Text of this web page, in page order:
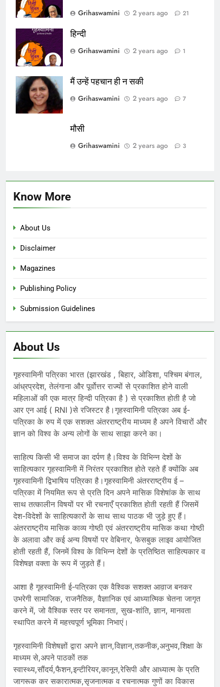
Grihaswamini
2 years ago 21
हिन्दी
Grihaswamini
2 years ago 1
मैं उन्हें पहचान ही न सकी
Grihaswamini
2 years ago 7
मौसी
Grihaswamini
2 years ago 3
Know More
About Us
Disclaimer
Magazines
Publishing Policy
Submission Guidelines
About Us
गृहस्वामिनी पत्रिका भारत (झारखंड , बिहार, ओडिशा, पश्चिम बंगाल,
आंध्रप्रदेश, तेलंगाना और पूर्वोत्तर राज्यों से प्रकाशित होने वाली
महिलाओं की एक मात्र हिन्दी पत्रिका है ) से प्रकाशित होती है जो
आर एन आई ( RNI )से रजिस्टर है।गृहस्वामिनी पत्रिका अब ई-
पत्रिका के रुप में एक सशक्त अंतरराष्ट्रीय माध्यम है अपने विचारों और
ज्ञान को विश्व के अन्य लोगों के साथ साझा करने का।
साहित्य किसी भी समाज का दर्पण है।विश्व के विभिन्न देशों के
साहित्यकार गृहस्वामिनी में निरंतर प्रकाशित होते रहते हैं क्योंकि अब
गृहस्वामिनी द्विभाषिय पत्रिका है।गृहस्वामिनी अंतरराष्ट्रीय ई –
पत्रिका में नियमित रूप से प्रति दिन अपने मासिक विशेषांक के साथ
साथ तत्कालीन विषयों पर भी रचनाएँ प्रकाशित होती रहती हैं जिसमें
देश-विदेशों के साहित्यकारों के साथ साथ पाठक भी जुड़े हुए हैं।
अंतरराष्ट्रीय मासिक काव्य गोष्ठी एवं अंतरराष्ट्रीय मासिक कथा गोष्ठी
के अलावा और कई अन्य विषयों पर वेबिनार, फेसबुक लाइव आयोजित
होती रहती हैं, जिनमें विश्व के विभिन्न देशों के प्रतिष्ठित साहित्यकार व
विशेषज्ञ वक्ता के रूप में जुड़ते हैं।
आशा है गृहस्वामिनी ई-पत्रिका एक वैश्विक सशक्त आव़ाज बनकर
उभरेगी सामाजिक, राजनैतिक, वैज्ञानिक एवं आध्यात्मिक चेतना जागृत
करने में, जो वैश्विक स्तर पर समानता, सुख-शांति, ज्ञान, मानवता
स्थापित करने में महत्त्वपूर्ण भूमिका निभाएं।
गृहस्वामिनी विशेषज्ञों द्वारा अपने ज्ञान,विज्ञान,तकनीक,अनुभव,शिक्षा के
माध्यम से,अपने पाठकों तक
स्वास्थ्य,सौंदर्य,फैशन,इन्टीरियर,कानून,रेसिपी और आध्यात्म के प्रति
जागरूक कर सकारात्मक,सृजनात्मक व रचनात्मक गुणों का विकास